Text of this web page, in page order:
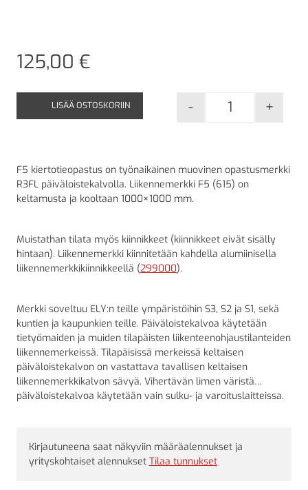
125,00 €
F5
- +
LISÄÄ OSTOSKORIIN
F5 kiertotieopastus on työnaikainen muovinen opastusmerkki
R3FL päiväloistekalvolla. Liikennemerkki F5 (615) on
keltamusta ja kooltaan 1000×1000 mm.
Muistathan tilata myös kiinnikkeet (kiinnikkeet eivät sisälly
hintaan). Liikennemerkki kiinnitetään kahdella alumiinisella
liikennemerkkikiinnikkeellä (299000).
Merkki soveltuu ELY:n teille ympäristöihin S3, S2 ja S1, sekä
kuntien ja kaupunkien teille. Päiväloistekalvoa käytetään
tietyömaiden ja muiden tilapäisten liikenteenohjaustilanteiden
liikennemerkeissä. Tilapäisissä merkeissä keltaisen
päiväloistekalvon on vastattava tavallisen keltaisen
liikennemerkkikalvon sävyä. Vihertävän limen väristä
päiväloistekalvoa käytetään vain sulku- ja varoituslaitteissa.
Kirjautuneena saat näkyviin määräalennukset ja
yrityskohtaiset alennukset Tilaa tunnukset